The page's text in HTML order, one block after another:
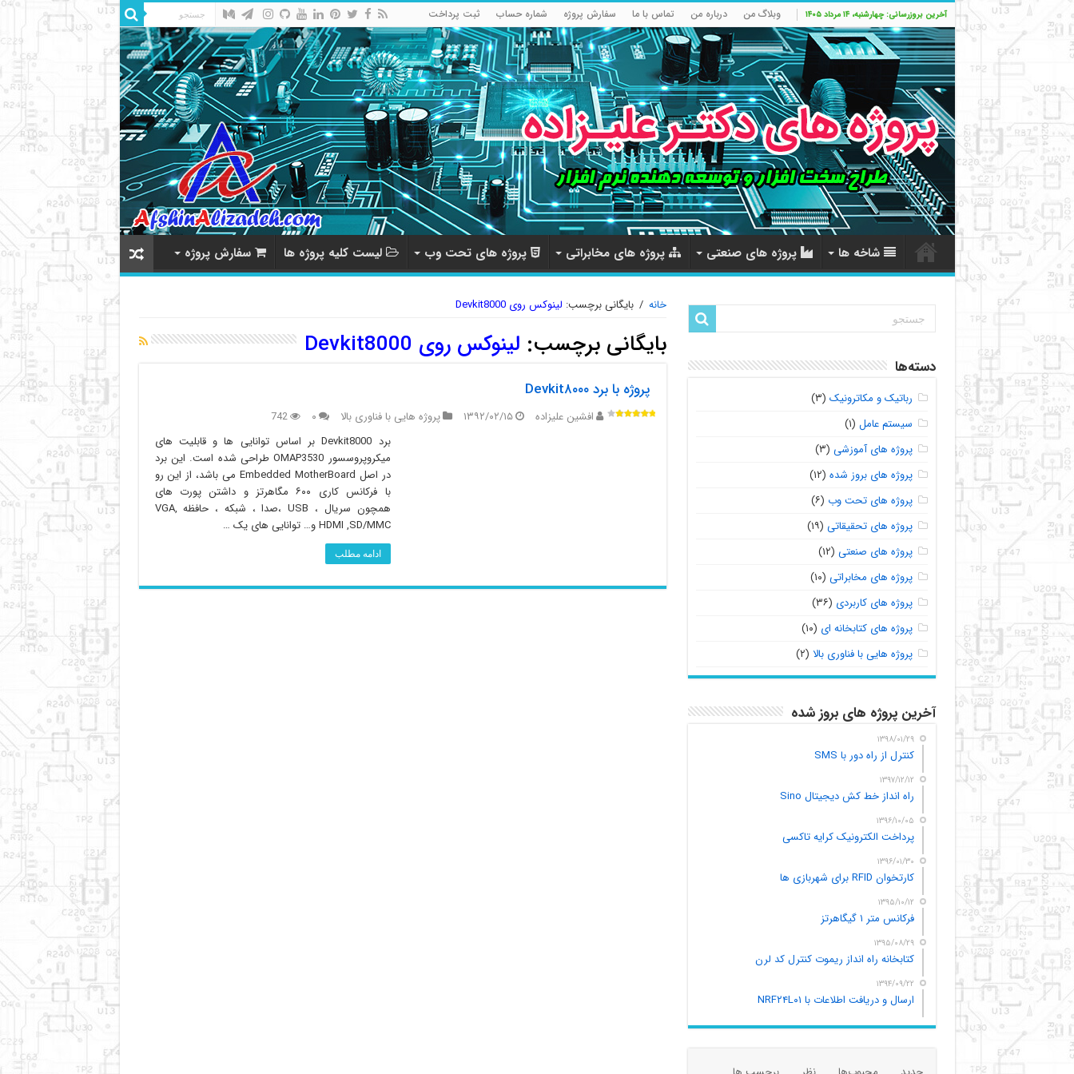
آخرین بروزرسانی: چهارشنبه، ۱۴ مرداد ۱۴۰۵ وبلاگ من درباره من تماس با ما سفارش پروژه شماره حساب ثبت پرداخت
شاخه ها پروژه های صنعتی پروژه های مخابراتی پروژه های تحت وب لیست کلیه پروژه ها سفارش پروژه
خانه / بایگانی برچسب: لینوکس روی Devkit8000
بایگانی برچسب: لینوکس روی Devkit8000
پروژه با برد Devkit۸۰۰۰
افشین علیزاده ۱۳۹۲/۰۲/۱۵ پروژه هایی با فناوری بالا ۰
742
برد Devkit8000 بر اساس توانایی ها و قابلیت های
میکروپروسسور OMAP3530 طراحی شده است. این برد
در اصل Embedded MotherBoard می باشد، از این رو
با فرکانس کاری ۶۰۰ مگاهرتز و داشتن پورت های
همچون سریال ، USB ،صدا ، شبکه ، حافظه VGA,
HDMI ,SD/MMC و… توانایی های یک …
ادامه مطلب
دسته‌ها
رباتیک و مکاترونیک (۳)
سیستم عامل (۱)
پروژه های آموزشی (۳)
پروژه های بروز شده (۱۲)
پروژه های تحت وب (۶)
پروژه های تحقیقاتی (۱۹)
پروژه های صنعتی (۱۲)
پروژه های مخابراتی (۱۰)
پروژه های کاربردی (۳۶)
پروژه های کتابخانه ای (۱۰)
پروژه هایی با فناوری بالا (۲)
آخرین پروژه های بروز شده
۱۳۹۸/۰۱/۲۹
کنترل از راه دور با SMS
۱۳۹۷/۱۲/۱۲
راه انداز خط کش دیجیتال Sino
۱۳۹۶/۱۰/۰۵
پرداخت الکترونیک کرایه تاکسی
۱۳۹۶/۰۱/۳۰
کارتخوان RFID برای شهربازی ها
۱۳۹۵/۱۰/۱۲
فرکانس متر ۱ گیگاهرتز
۱۳۹۵/۰۸/۲۹
کتابخانه راه انداز ریموت کنترل کد لرن
۱۳۹۴/۰۹/۲۲
ارسال و دریافت اطلاعات با NRF۲۴L۰۱